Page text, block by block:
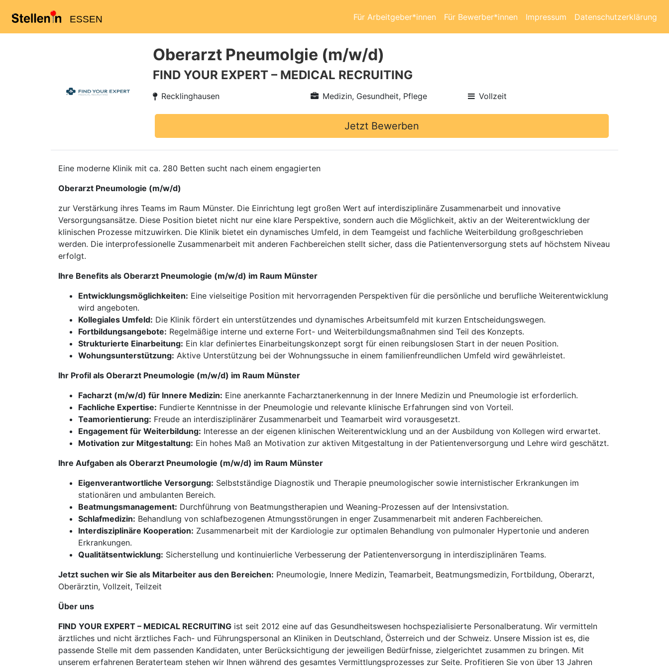
ESSEN Für Arbeitgeber*innen Für Bewerber*innen Impressum Datenschutzerklärung
Oberarzt Pneumolgie (m/w/d)
FIND YOUR EXPERT – MEDICAL RECRUITING
Recklinghausen Medizin, Gesundheit, Pflege Vollzeit
Jetzt Bewerben
Eine moderne Klinik mit ca. 280 Betten sucht nach einem engagierten
Oberarzt Pneumologie (m/w/d)
zur Verstärkung ihres Teams im Raum Münster. Die Einrichtung legt großen Wert auf interdisziplinäre Zusammenarbeit und innovative
Versorgungsansätze. Diese Position bietet nicht nur eine klare Perspektive, sondern auch die Möglichkeit, aktiv an der Weiterentwicklung der
klinischen Prozesse mitzuwirken. Die Klinik bietet ein dynamisches Umfeld, in dem Teamgeist und fachliche Weiterbildung großgeschrieben
werden. Die interprofessionelle Zusammenarbeit mit anderen Fachbereichen stellt sicher, dass die Patientenversorgung stets auf höchstem Niveau
erfolgt.
Ihre Benefits als Oberarzt Pneumologie (m/w/d) im Raum Münster
Entwicklungsmöglichkeiten: Eine vielseitige Position mit hervorragenden Perspektiven für die persönliche und berufliche Weiterentwicklung
wird angeboten.
Kollegiales Umfeld: Die Klinik fördert ein unterstützendes und dynamisches Arbeitsumfeld mit kurzen Entscheidungswegen.
Fortbildungsangebote: Regelmäßige interne und externe Fort- und Weiterbildungsmaßnahmen sind Teil des Konzepts.
Strukturierte Einarbeitung: Ein klar definiertes Einarbeitungskonzept sorgt für einen reibungslosen Start in der neuen Position.
Wohungsunterstützung: Aktive Unterstützung bei der Wohnungssuche in einem familienfreundlichen Umfeld wird gewährleistet.
Ihr Profil als Oberarzt Pneumologie (m/w/d) im Raum Münster
Facharzt (m/w/d) für Innere Medizin: Eine anerkannte Facharztanerkennung in der Innere Medizin und Pneumologie ist erforderlich.
Fachliche Expertise: Fundierte Kenntnisse in der Pneumologie und relevante klinische Erfahrungen sind von Vorteil.
Teamorientierung: Freude an interdisziplinärer Zusammenarbeit und Teamarbeit wird vorausgesetzt.
Engagement für Weiterbildung: Interesse an der eigenen klinischen Weiterentwicklung und an der Ausbildung von Kollegen wird erwartet.
Motivation zur Mitgestaltung: Ein hohes Maß an Motivation zur aktiven Mitgestaltung in der Patientenversorgung und Lehre wird geschätzt.
Ihre Aufgaben als Oberarzt Pneumologie (m/w/d) im Raum Münster
Eigenverantwortliche Versorgung: Selbstständige Diagnostik und Therapie pneumologischer sowie internistischer Erkrankungen im
stationären und ambulanten Bereich.
Beatmungsmanagement: Durchführung von Beatmungstherapien und Weaning-Prozessen auf der Intensivstation.
Schlafmedizin: Behandlung von schlafbezogenen Atmungsstörungen in enger Zusammenarbeit mit anderen Fachbereichen.
Interdisziplinäre Kooperation: Zusammenarbeit mit der Kardiologie zur optimalen Behandlung von pulmonaler Hypertonie und anderen
Erkrankungen.
Qualitätsentwicklung: Sicherstellung und kontinuierliche Verbesserung der Patientenversorgung in interdisziplinären Teams.
Jetzt suchen wir Sie als Mitarbeiter aus den Bereichen: Pneumologie, Innere Medizin, Teamarbeit, Beatmungsmedizin, Fortbildung, Oberarzt,
Oberärztin, Vollzeit, Teilzeit
Über uns
FIND YOUR EXPERT – MEDICAL RECRUITING ist seit 2012 eine auf das Gesundheitswesen hochspezialisierte Personalberatung. Wir vermitteln
ärztliches und nicht ärztliches Fach- und Führungspersonal an Kliniken in Deutschland, Österreich und der Schweiz. Unsere Mission ist es, die
passende Stelle mit dem passenden Kandidaten, unter Berücksichtigung der jeweiligen Bedürfnisse, zielgerichtet zusammen zu bringen. Mit
unserem erfahrenen Beraterteam stehen wir Ihnen während des gesamtes Vermittlungsprozesses zur Seite. Profitieren Sie von über 13 Jahren